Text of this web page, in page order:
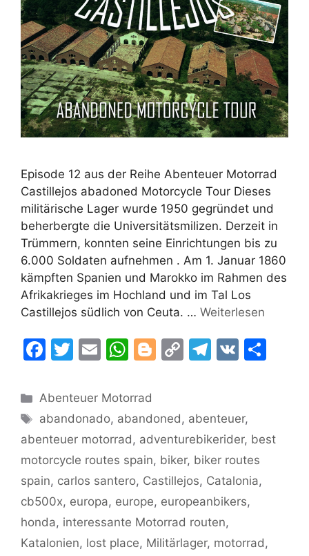
Episode 12 aus der Reihe Abenteuer Motorrad
Castillejos abadoned Motorcycle Tour Dieses
militärische Lager wurde 1950 gegründet und
beherbergte die Universitätsmilizen. Derzeit in
Trümmern, konnten seine Einrichtungen bis zu
6.000 Soldaten aufnehmen . Am 1. Januar 1860
kämpften Spanien und Marokko im Rahmen des
Afrikakrieges im Hochland und im Tal Los
Castillejos südlich von Ceuta. … Weiterlesen
F
c
e
b
o
o
k
T
itt
er
E
ai
l
W
at
s
A
p
p
Bl
g
er
C
y
Li
n
k
T
gr
a
m
V
Kategorien
Abenteuer Motorrad
Schlagwörter
abandonado, abandoned, abenteuer,
abenteuer motorrad, adventurebikerider, best
motorcycle routes spain, biker, biker routes
spain, carlos santero, Castillejos, Catalonia,
cb500x, europa, europe, europeanbikers,
honda, interessante Motorrad routen,
Katalonien, lost place, Militärlager, motorrad,